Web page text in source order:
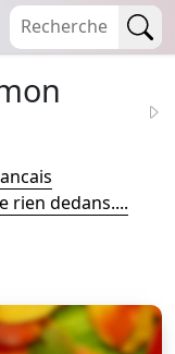
rien dedans....